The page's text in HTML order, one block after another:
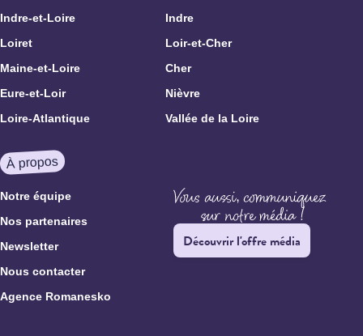
Indre-et-Loire
Indre
Loiret
Loir-et-Cher
Maine-et-Loire
Cher
Eure-et-Loir
Nièvre
Loire-Atlantique
Vallée de la Loire
À propos
Notre équipe
Nos partenaires
Newsletter
Nous contacter
Agence Romanesko
Découvrir l'offre média